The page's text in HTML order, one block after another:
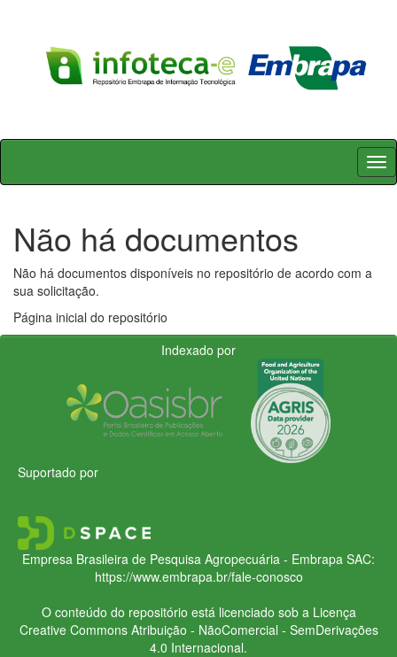
Skip
Não há documentos
Não há documentos disponíveis no repositório de acordo com a
sua solicitação.
Página inicial do repositório
Indexado por
Suportado por
Empresa Brasileira de Pesquisa Agropecuária - Embrapa SAC:
https://www.embrapa.br/fale-conosco
O conteúdo do repositório está licenciado sob a Licença
Creative CommonsAtribuição - NãoComercial - SemDerivações
4.0 Internacional.